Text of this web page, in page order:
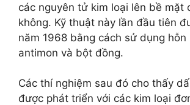
các nguyên tử kim loại lên bề mặt
không. Kỹ thuật này lần đầu tiên
năm 1968 bằng cách sử dụng hỗn
antimon và bột đồng.
Các thí nghiệm sau đó cho thấy
được phát triển với các kim loại